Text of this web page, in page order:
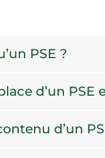
PSE ?
d’un PSE
d’un